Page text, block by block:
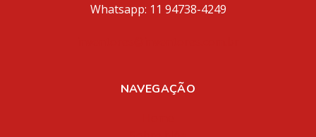
Whatsapp: 11 94738-4249
NAVEGAÇÃO